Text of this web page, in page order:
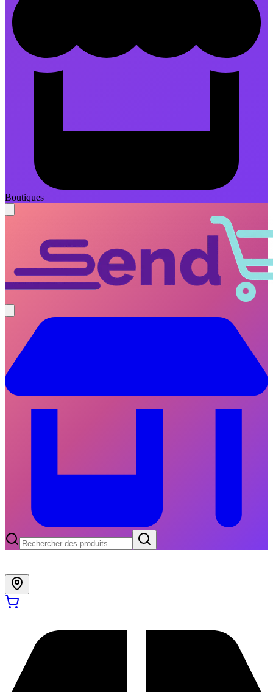
Boutiques